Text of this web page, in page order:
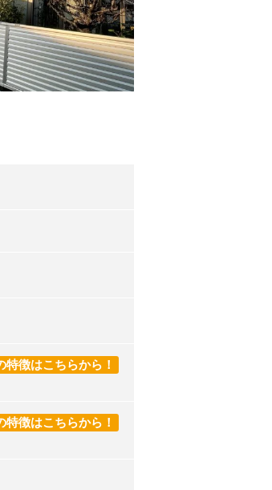
特徴はこちらから！
特徴はこちらから！